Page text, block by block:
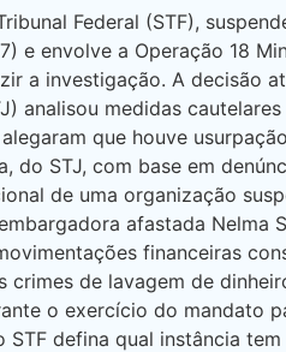
Federal (STF),
envolve a Operação 18
a investigação. A decisão
analisou medidas
que houve
STJ, com base em
de uma organização
afastada Nelma
financeiras
de lavagem de
o exercício do mandato
defina qual instância